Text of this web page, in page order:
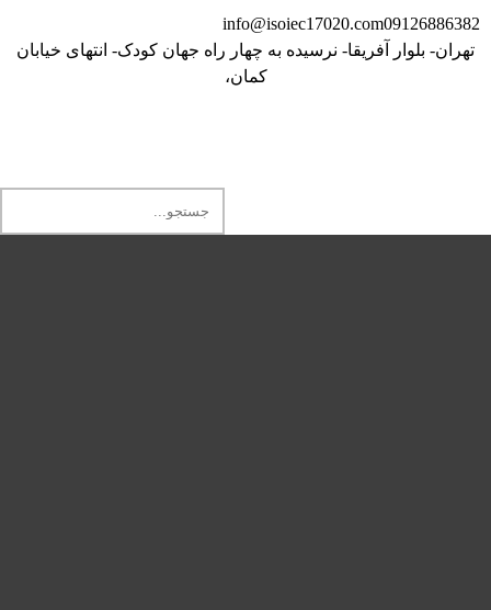
09126886382
info@isoiec17020.com
تهران- بلوار آفریقا- نرسیده به چهار راه جهان کودک- انتهای خیابان
کمان،